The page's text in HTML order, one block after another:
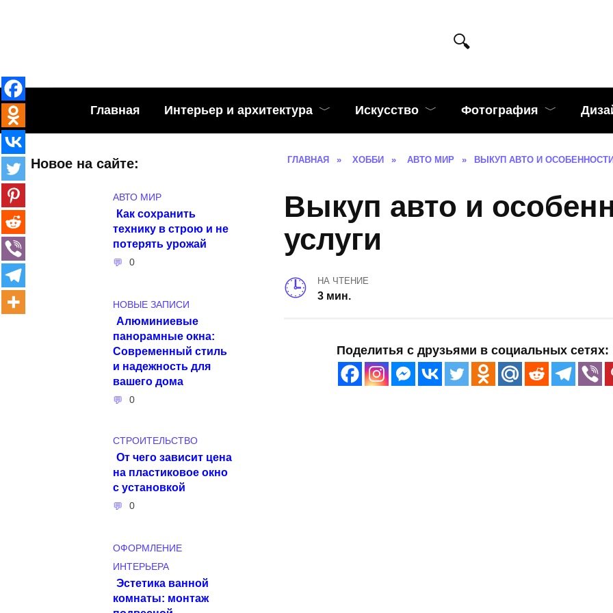
Главная Интерьер и архитектура Искусство Фотография
ГЛАВНАЯ » ХОББИ » АВТО МИР » ВЫКУП АВТО И
Выкуп авто и
услуги
НА ЧТЕНИЕ
3 мин.
Поделитья с друзьями в социальных сетях:
Новое на сайте:
АВТО МИР
Как сохранить
технику в строю и не
потерять урожай
0
НОВЫЕ ЗАПИСИ
Алюминиевые
панорамные окна:
Современный стиль
и надежность для
вашего дома
0
СТРОИТЕЛЬСТВО
От чего зависит цена
на пластиковое окно
с установкой
0
ОФОРМЛЕНИЕ
ИНТЕРЬЕРА
Эстетика ванной
комнаты: монтаж